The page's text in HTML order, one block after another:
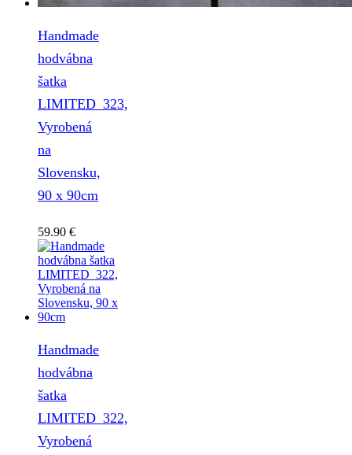
Handmade
hodvábna
šatka
LIMITED_323,
Vyrobená
na
Slovensku,
90 x 90cm
59.90 €
Handmade
hodvábna
šatka
LIMITED_322,
Vyrobená